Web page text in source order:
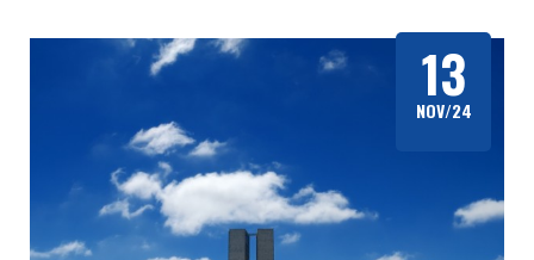
13
NOV/24